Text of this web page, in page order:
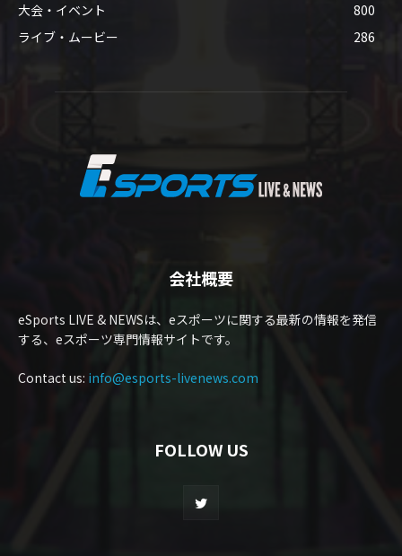
大会・イベント
800
ライブ・ムービー
286
会社概要
eSports LIVE & NEWSは、eスポーツに関する最新の情報を発信
する、eスポーツ専門情報サイトです。
Contact us: info@esports-livenews.com
FOLLOW US